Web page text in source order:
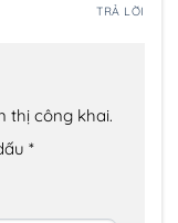
TRẢ LỜI
thị công khai.
*